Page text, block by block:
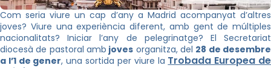
Com seria viure un cap d’any a Madrid acompanyat d’altres
joves? Viure una experiència diferent, amb gent de múltiples
nacionalitats? Iniciar l’any de pelegrinatge? El Secretariat
diocesà de pastoral amb joves organitza, del 28 de desembre
a l’1 de gener, una sortida per viure la Trobada Europea de